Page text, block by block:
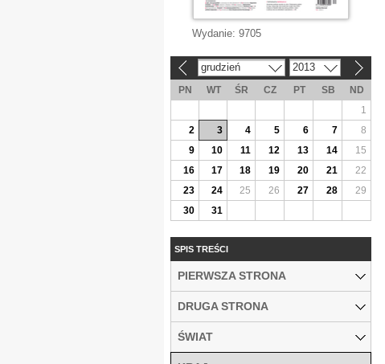
Wydanie: 9705
grudzień 2013
PN WT ŚR CZ PT SB
ND
1
2
3 4 5 6 7
8
9
10 11 12 13 14
15
16
17 18 19 20 21
22
23
24 25 26 27 28
29
30
31
SPIS TREŚCI
PIERWSZA STRONA
DRUGA STRONA
ŚWIAT